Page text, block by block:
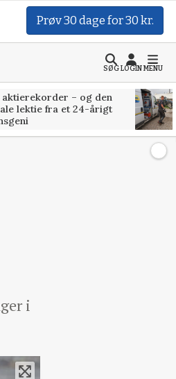
Prøv 30 dage for 30 kr.
SØGLOGINMENU
aktierekorder – og den
lektie fra et 24-årigt
i